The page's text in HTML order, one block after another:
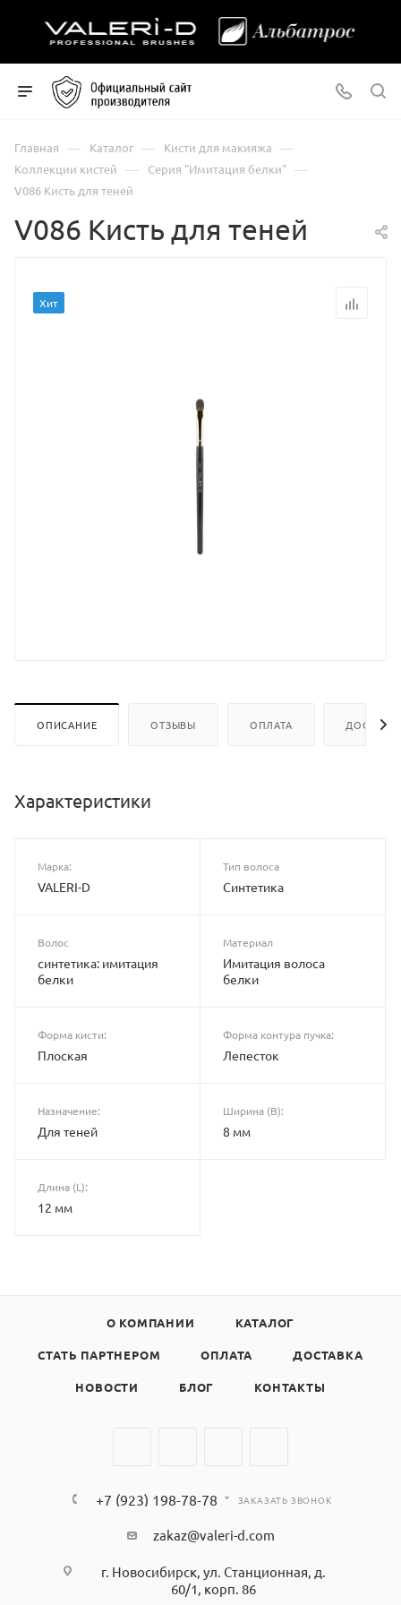
Главная — Каталог — Кисти для макияжа —
Коллекции кистей — Серия "Имитация белки" —
V086 Кисть для теней
V086 Кисть для теней
Хит
ОПИСАНИЕ ОТЗЫВЫ ОПЛАТА
Характеристики
Марка:
VALERI-D
Тип волоса
Синтетика
Волос
синтетика: имитация
белки
Материал
Имитация волоса
белки
Форма кисти:
Плоская
Форма контура пучка:
Лепесток
Назначение:
Для теней
Ширина (B):
8 мм
Длина (L):
12 мм
О КОМПАНИИ КАТАЛОГ
СТАТЬ ПАРТНЕРОМ ОПЛАТА ДОСТАВКА
НОВОСТИ БЛОГ КОНТАКТЫ
+7 (923) 198-78-78 ЗАКАЗАТЬ ЗВОНОК
zakaz@valeri-d.com
г. Новосибирск, ул. Станционная, д.
60/1, корп. 86